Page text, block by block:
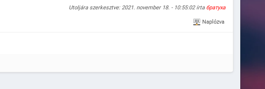
Utoljára szerkesztve: 2021. november 18. - 10:55:02 írta братуха
Naplózva